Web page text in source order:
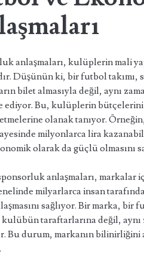
anlaşmaları, kulüplerin mali
Düşünün ki, bir futbol takımı,
bilet almasıyla değil, aynı
ediyor. Bu, kulüplerin bütçelerini
olanak tanıyor.
milyonlarca lira
olarak da güçlü olmasını
anlaşmaları, markalar
milyarlarca insan
sağlıyor. Bir marka, bir
kulübün taraftarlarına değil,
Bu durum, markanın bilinirliğini